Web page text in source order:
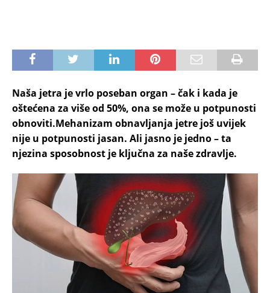
Naša jetra je vrlo poseban organ – čak i kada je
oštećena za više od 50%, ona se može u potpunosti
obnoviti.Mehanizam obnavljanja jetre još uvijek
nije u potpunosti jasan. Ali jasno je jedno – ta
njezina sposobnost je ključna za naše zdravlje.